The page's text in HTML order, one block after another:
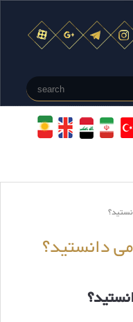
دانستید؟